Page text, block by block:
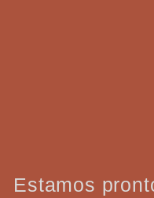
Estamos